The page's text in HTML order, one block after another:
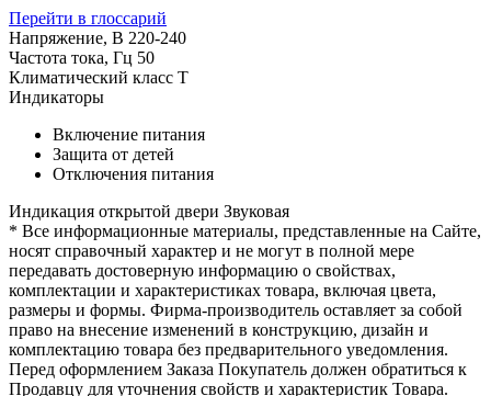
Перейти в глоссарий
Напряжение, В 220-240
Частота тока, Гц 50
Климатический класс T
Индикаторы
Включение питания
Защита от детей
Отключения питания
Индикация открытой двери Звуковая
* Все информационные материалы, представленные на Сайте,
носят справочный характер и не могут в полной мере
передавать достоверную информацию о свойствах,
комплектации и характеристиках товара, включая цвета,
размеры и формы. Фирма-производитель оставляет за собой
право на внесение изменений в конструкцию, дизайн и
комплектацию товара без предварительного уведомления.
Перед оформлением Заказа Покупатель должен обратиться к
Продавцу для уточнения свойств и характеристик Товара.